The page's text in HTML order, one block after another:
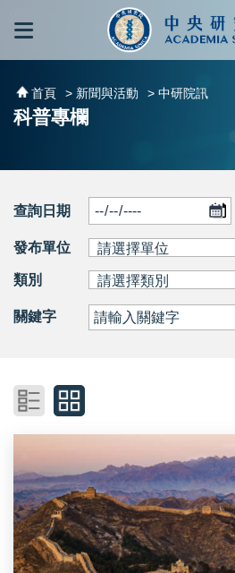
跳到主要內容區塊
首頁 > 新聞與活動 > 中研院訊
科普專欄
查詢日期
發布單位
類別
關鍵字